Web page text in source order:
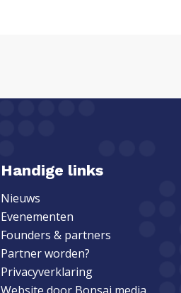
Handige links
Nieuws
Evenementen
Founders & partners
Partner worden?
Privacyverklaring